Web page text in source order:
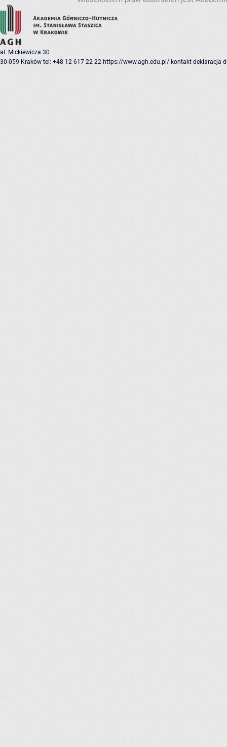
al. Mickiewicza 30
30-059 Kraków tel: +48 12 617 22 22 https://www.agh.edu.pl/ kontakt deklaracja